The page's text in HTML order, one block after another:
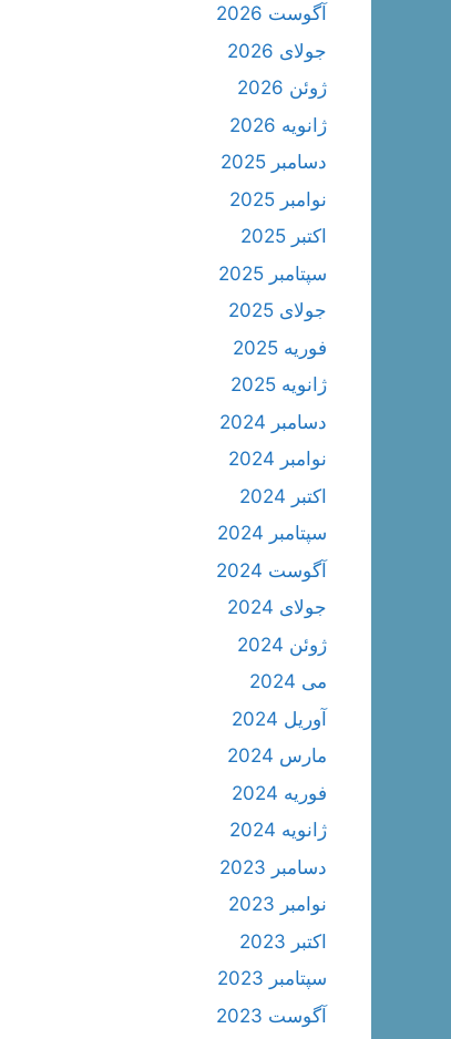
آگوست 2026
جولای 2026
ژوئن 2026
ژانویه 2026
دسامبر 2025
نوامبر 2025
اکتبر 2025
سپتامبر 2025
جولای 2025
فوریه 2025
ژانویه 2025
دسامبر 2024
نوامبر 2024
اکتبر 2024
سپتامبر 2024
آگوست 2024
جولای 2024
ژوئن 2024
می 2024
آوریل 2024
مارس 2024
فوریه 2024
ژانویه 2024
دسامبر 2023
نوامبر 2023
اکتبر 2023
سپتامبر 2023
آگوست 2023